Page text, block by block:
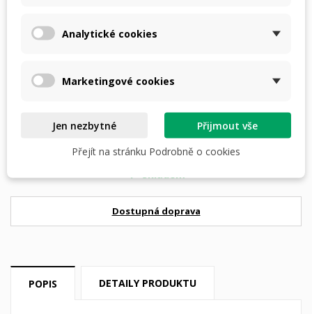
PŘIDAT DO KOŠÍKU

Dostupná doprava
POPIS DETAILY PRODUKTU
Analytické cookies
Marketingové cookies
Jen nezbytné
Přijmout vše
Přejít na stránku Podrobně o cookies